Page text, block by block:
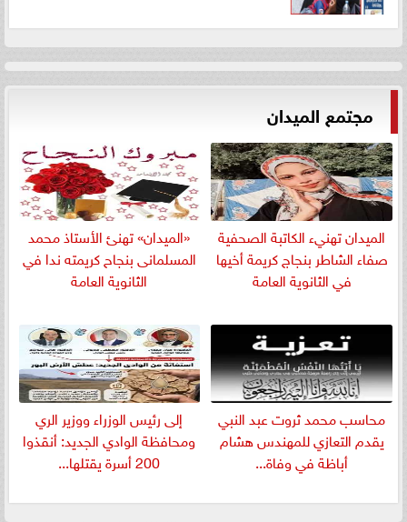
مجتمع الميدان
الميدان تهنيء الكاتبة الصحفية
صفاء الشاطر بنجاج كريمة أخيها
في الثانوية العامة
«الميدان» تهنئ الأستاذ محمد
المسلمانى بنجاح كريمته ندا في
الثانوية العامة
​محاسب محمد ثروت عبد النبي
يقدم التعازي للمهندس هشام
أباظة في وفاة...
إلى رئيس الوزراء ووزير الري
ومحافظة الوادي الجديد: أنقذوا
200 أسرة يقتلها...